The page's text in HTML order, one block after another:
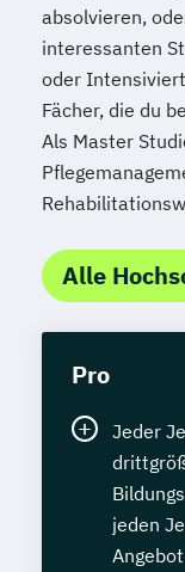
absolvieren,
interessanten
oder
Fächer, die du
Als Master
Alle
Pro
Jeder
jeden
Angebot